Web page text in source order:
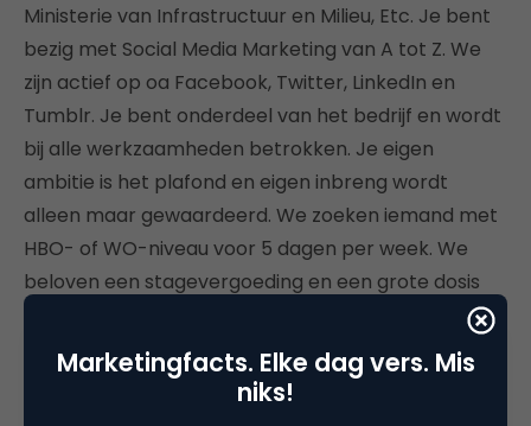
Ministerie van Infrastructuur en Milieu, Etc. Je bent
bezig met Social Media Marketing van A tot Z. We
zijn actief op oa Facebook, Twitter, LinkedIn en
Tumblr. Je bent onderdeel van het bedrijf en wordt
bij alle werkzaamheden betrokken. Je eigen
ambitie is het plafond en eigen inbreng wordt
alleen maar gewaardeerd. We zoeken iemand met
HBO- of WO-niveau voor 5 dagen per week. We
beloven een stagevergoeding en een grote dosis
fun, spanning en de laatste kennis op het gebied
van Social Media en Facebook Marketing. Je wordt
goed begeleid, we geven graag veel
Marketingfacts. Elke dag vers. Mis
niks!